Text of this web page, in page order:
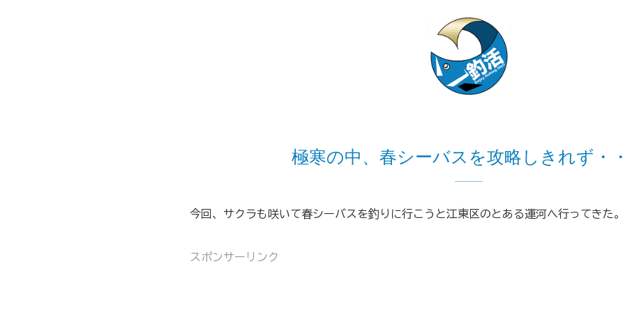
極寒の中、春シーバスを攻略しきれず・
今回、サクラも咲いて春シーバスを釣りに行こうと江東区のとある運河へ行ってきた。
スポンサーリンク